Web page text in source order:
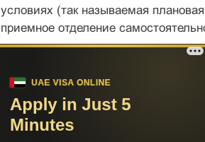
условиях (так называемая
приемное отделение